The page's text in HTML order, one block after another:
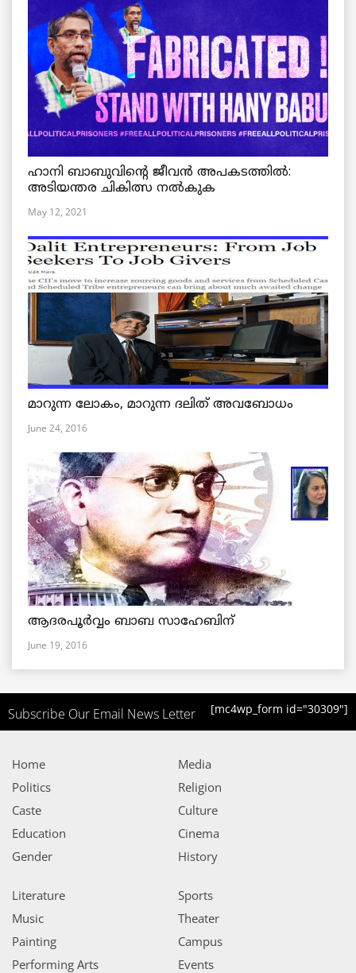
ഹാനി ബാബുവിന്റെ ജീവൻ അപകടത്തിൽ:
അടിയന്തര ചികിത്സ നൽകുക
May 12, 2021
മാറുന്ന ലോകം, മാറുന്ന ദലിത് അവബോധം
June 24, 2016
ആദരപൂര്‍വ്വം ബാബ സാഹേബിന്
June 19, 2016
Subscribe Our Email News Letter [mc4wp_form id="30309"]
Home
Politics
Caste
Education
Gender
Media
Religion
Culture
Cinema
History
Literature
Music
Painting
Performing Arts
Sports
Theater
Campus
Events